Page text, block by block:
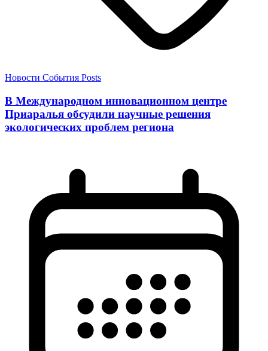
Новости События Posts
В Международном инновационном центре
Приаралья обсудили научные решения
экологических проблем региона